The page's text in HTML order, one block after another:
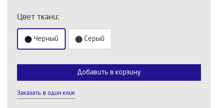
Цвет ткани:
Черный Серый
Выберите количество:
Добавить в корзину
Заказать в один клик